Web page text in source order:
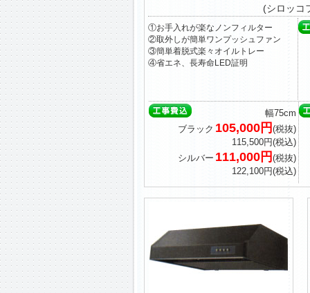
(シロッコ
①お手入れが楽なノンフィルター
②取外しが簡単ワンプッシュファン
③簡単着脱式楽々オイルトレー
④省エネ、長寿命LED証明
幅75cm
ブラック 105,000円 (税抜)
115,500円(税込)
シルバー 111,000円 (税抜)
122,100円(税込)